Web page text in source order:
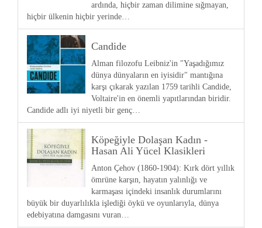
ardında, hiçbir zaman dilimine sığmayan,
hiçbir ülkenin hiçbir yerinde…
Candide
Alman filozofu Leibniz'in "Yaşadığımız
dünya dünyaların en iyisidir" mantığına
karşı çıkarak yazılan 1759 tarihli Candide,
Voltaire'in en önemli yapıtlarından biridir.
Candide adlı iyi niyetli bir genç…
Köpeğiyle Dolaşan Kadın -
Hasan Ali Yücel Klasikleri
Anton Çehov (1860-1904): Kırk dört yıllık
ömrüne karşın, hayatın yalınlığı ve
karmaşası içindeki insanlık durumlarını
büyük bir duyarlılıkla işlediği öykü ve oyunlarıyla, dünya
edebiyatına damgasını vuran…